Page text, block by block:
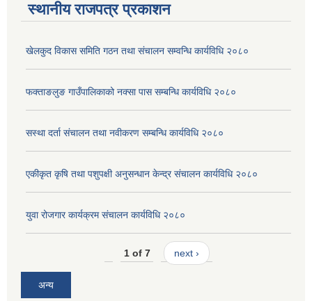
स्थानीय राजपत्र प्रकाशन
खेलकुद विकास समिति गठन तथा संचालन सम्वन्धि कार्यविधि २०८०
फक्ताङलुङ गाउँपालिकाको नक्सा पास सम्बन्धि कार्यविधि २०८०
सस्था दर्ता संचालन तथा नवीकरण सम्बन्धि कार्यविधि २०८०
एकीकृत कृषि तथा पशुपक्षी अनुसन्धान केन्द्र संचालन कार्यविधि २०८०
युवा रोजगार कार्यक्रम संचालन कार्यविधि २०८०
1 of 7 next ›
अन्य